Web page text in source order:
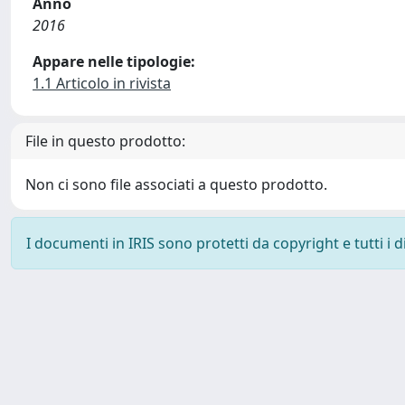
2016
Appare nelle tipologie:
1.1 Articolo in rivista
File in questo prodotto:
Non ci sono file associati a questo prodotto.
I documenti in IRIS sono protetti da copyright e tutti i